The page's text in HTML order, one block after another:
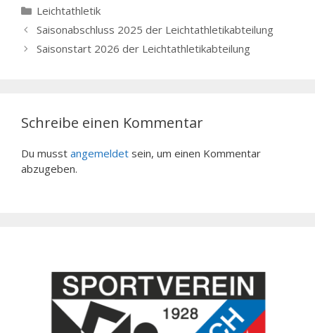
Kategorien
Leichtathletik
Saisonabschluss 2025 der Leichtathletikabteilung
Saisonstart 2026 der Leichtathletikabteilung
Schreibe einen Kommentar
Du musst angemeldet sein, um einen Kommentar
abzugeben.